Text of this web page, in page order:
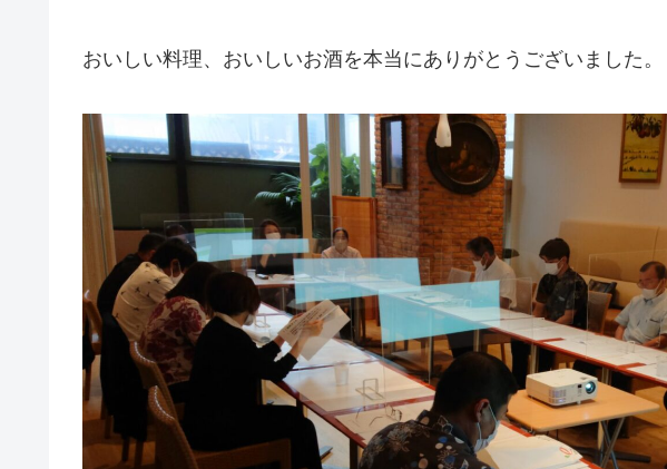
おいしい料理、おいしいお酒を本当にありがとうございました。